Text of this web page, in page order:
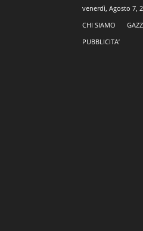
venerdì, Agosto 7,
CHI SIAMO
PUBBLICITA’